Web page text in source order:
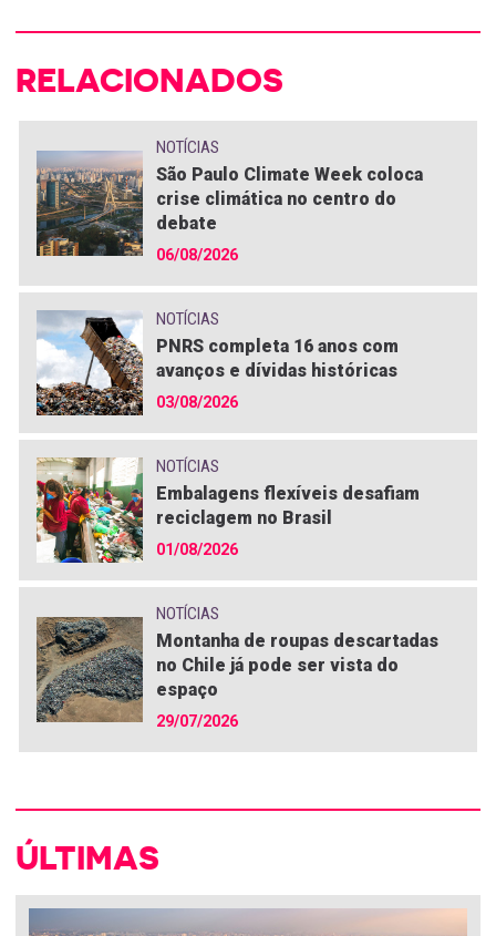
RELACIONADOS
NOTÍCIAS
São Paulo Climate Week coloca
crise climática no centro do
debate
06/08/2026
NOTÍCIAS
PNRS completa 16 anos com
avanços e dívidas históricas
03/08/2026
NOTÍCIAS
Embalagens flexíveis desafiam
reciclagem no Brasil
01/08/2026
NOTÍCIAS
Montanha de roupas descartadas
no Chile já pode ser vista do
espaço
29/07/2026
ÚLTIMAS